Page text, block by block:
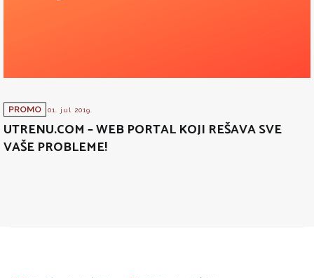
PROMO 01. jul 2019.
UTRENU.COM – WEB PORTAL KOJI REŠAVA SVE
VAŠE PROBLEME!